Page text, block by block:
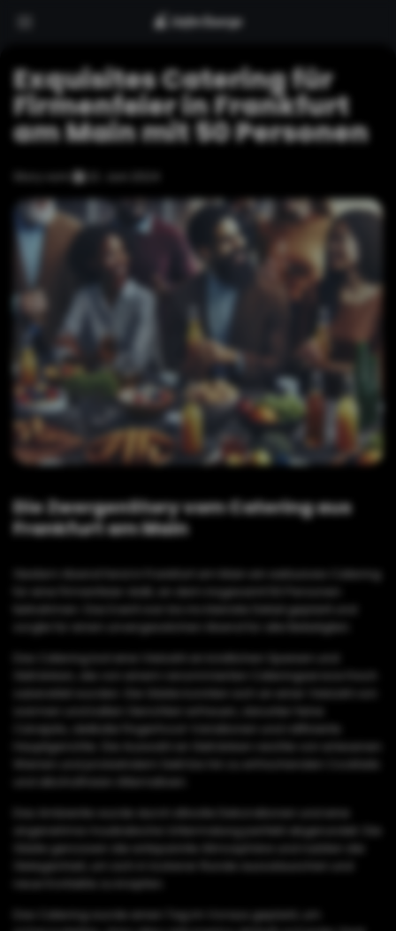
Exquisites Catering für
Firmenfeier in Frankfurt
am Main mit 50 Personen
Story vom 22. Juni 2024
Die ZwergenStory vom Catering aus
Frankfurt am Main
Gestern Abend fand in Frankfurt am Main ein exklusives Catering
für eine Firmenfeier statt, an dem insgesamt 50 Personen
teilnahmen. Das Event war bis ins kleinste Detail geplant und
sorgte für einen unvergesslichen Abend für alle Beteiligten.
Das Catering bot eine Vielzahl an köstlichen Speisen und
Getränken, die von einem renommierten Cateringservice frisch
Canapés, delikate Fingerfood-Variationen und raffinierte
Hauptgerichte. Die Auswahl an Getränken reichte von erlesenen
angenehme musikalische Untermalung perfekt abgerundet. Die
Gäste genossen die entspannte Atmosphäre und nutzten die
Gelegenheit, um sich in lockerer Runde auszutauschen und
neue Kontakte zu knüpfen.
Das Catering wurde einen Tag im Voraus geplant, um